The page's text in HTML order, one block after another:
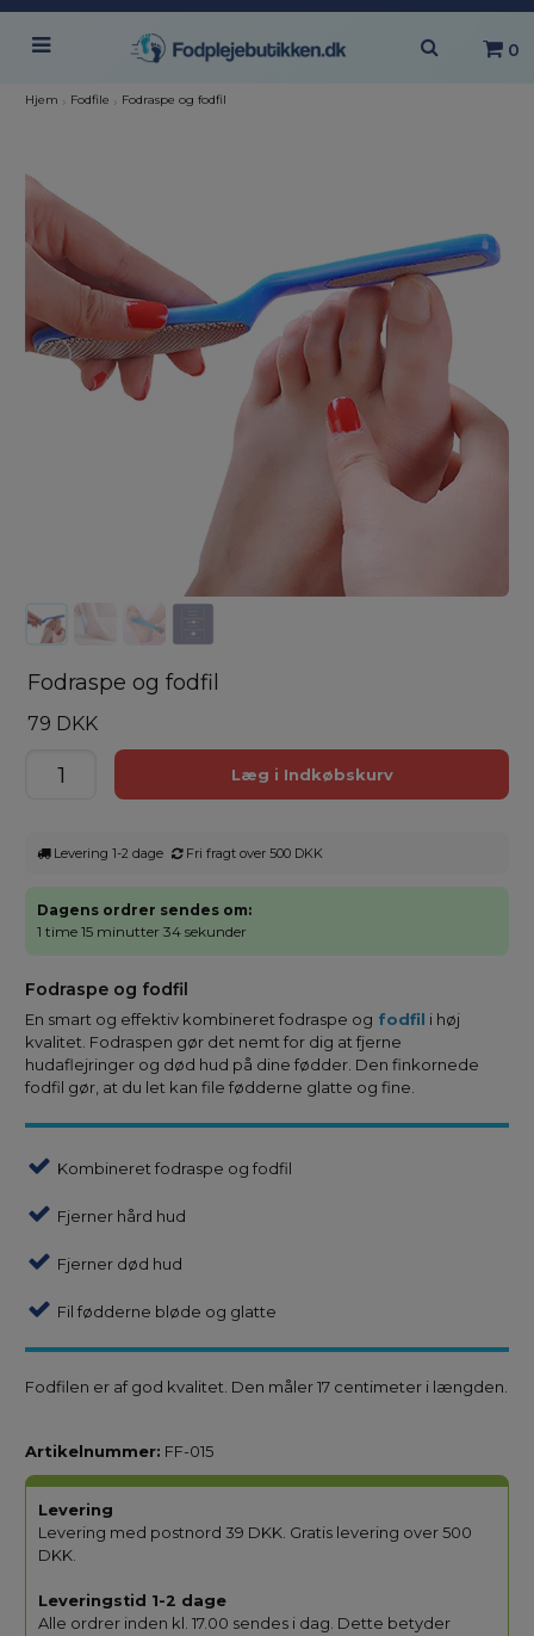
0
Hjem › Fodfile › Fodraspe og fodfil
Fodraspe og fodfil
79 DKK
Levering 1-2 dage Fri fragt over 500 DKK
Dagens ordrer sendes om:
1 time 15 minutter 34 sekunder
Fodraspe og fodfil
En smart og effektiv kombineret fodraspe og fodfil i høj
kvalitet. Fodraspen gør det nemt for dig at fjerne
hudaflejringer og død hud på dine fødder. Den finkornede
fodfil gør, at du let kan file fødderne glatte og fine.
Kombineret fodraspe og fodfil
Fjerner hård hud
Fjerner død hud
Fil fødderne bløde og glatte
Fodfilen er af god kvalitet. Den måler 17 centimeter i længden.
Artikelnummer: FF-015
Levering
Levering med postnord 39 DKK. Gratis levering over 500
DKK.
Leveringstid 1-2 dage
Alle ordrer inden kl. 17.00 sendes i dag. Dette betyder